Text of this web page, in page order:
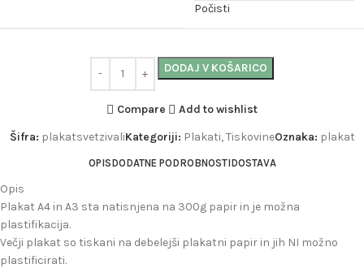
Počisti
DODAJ V KOŠARICO
Compare
Add to wishlist
Šifra: plakatsvetzivaliKategoriji: Plakati, TiskovineOznaka: plakat
OPISDODATNE PODROBNOSTIDOSTAVA
Opis
Plakat A4 in A3 sta natisnjena na 300g papir in je možna
plastifikacija.
Večji plakat so tiskani na debelejši plakatni papir in jih NI možno
plastificirati.